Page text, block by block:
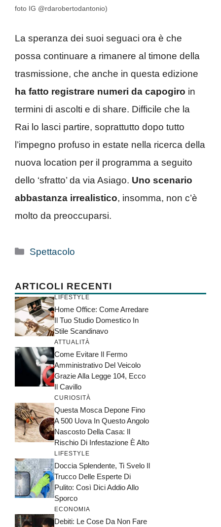
foto IG @rdarobertodantonio)
La speranza dei suoi seguaci ora è che
possa continuare a rimanere al timone della
trasmissione, che anche in questa edizione
ha fatto registrare numeri da capogiro in
termini di ascolti e di share. Difficile che la
Rai lo lasci partire, soprattutto dopo tutto
l’impegno profuso in estate nella ricerca della
nuova location per il programma a seguito
dello ‘sfratto’ da via Asiago. Uno scenario
abbastanza irrealistico, insomma, non c’è
molto da preoccuparsi.
Categorie
Spettacolo
ARTICOLI RECENTI
LIFESTYLE
Home Office: Come Arredare
Il Tuo Studio Domestico In
Stile Scandinavo
ATTUALITÀ
Come Evitare Il Fermo
Amministrativo Del Veicolo
Grazie Alla Legge 104, Ecco
Il Cavillo
CURIOSITÀ
Questa Mosca Depone Fino
A 500 Uova In Questo Angolo
Nascosto Della Casa: Il
Rischio Di Infestazione È Alto
LIFESTYLE
Doccia Splendente, Ti Svelo Il
Trucco Delle Esperte Di
Pulito: Così Dici Addio Allo
Sporco
ECONOMIA
Debiti: Le Cose Da Non Fare